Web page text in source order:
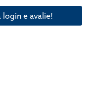
login e avalie!